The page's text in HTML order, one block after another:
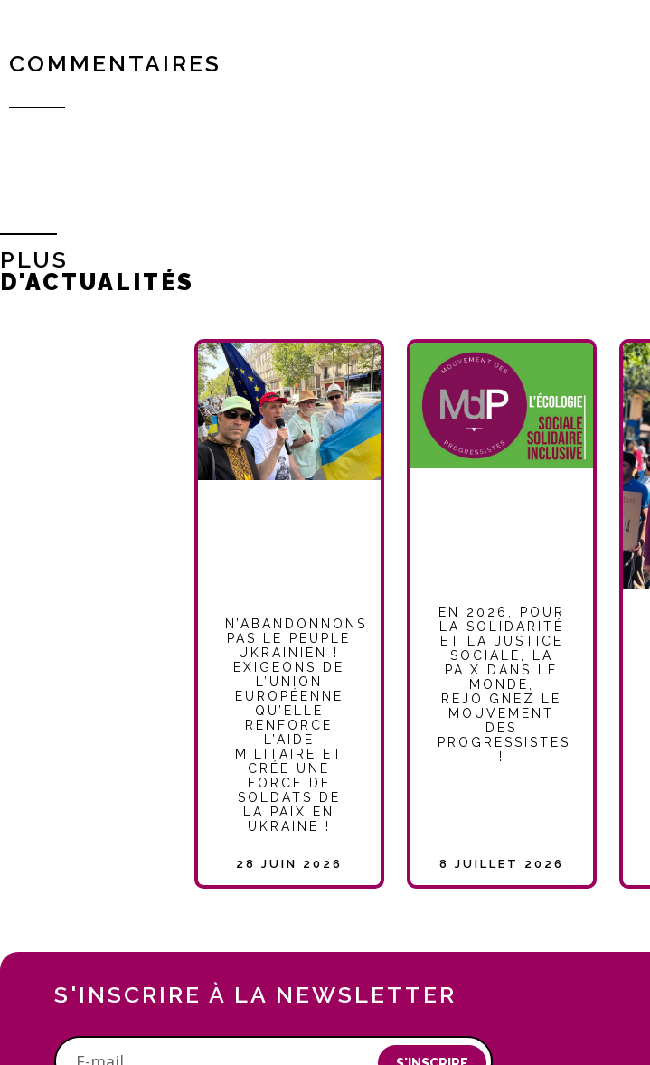
COMMENTAIRES
PLUS
D'ACTUALITÉS
N’ABANDONNONS
PAS LE PEUPLE
UKRAINIEN !
EXIGEONS DE
L’UNION
EUROPÉENNE
QU’ELLE
RENFORCE
L’AIDE
MILITAIRE ET
CRÉE UNE
FORCE DE
SOLDATS DE
LA PAIX EN
UKRAINE !
28 JUIN 2026
EN 2026, POUR
LA SOLIDARITÉ
ET LA JUSTICE
SOCIALE, LA
PAIX DANS LE
MONDE,
REJOIGNEZ LE
MOUVEMENT
DES
PROGRESSISTES
!
8 JUILLET 2026
S'INSCRIRE À LA NEWSLETTER